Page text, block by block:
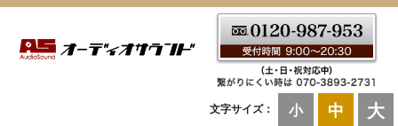
文字サイズ： 小 中 大